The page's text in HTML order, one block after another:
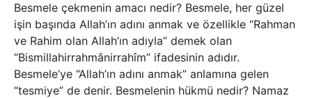
Besmele çekmenin amacı nedir? Besmele, her güzel
işin başında Allah’ın adını anmak ve özellikle “Rahman
ve Rahim olan Allah’ın adıyla” demek olan
“Bismillahirrahmânirrahîm” ifadesinin adıdır.
Besmele’ye “Allah’ın adını anmak” anlamına gelen
“tesmiye” de denir. Besmelenin hükmü nedir? Namaz